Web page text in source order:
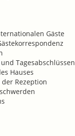
Gäste
Tagesabschlüssen
Hauses
Rezeption